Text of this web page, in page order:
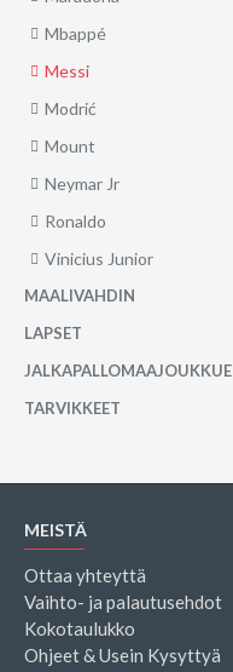
Mbappé
Messi
Modrić
Mount
Neymar Jr
Ronaldo
Vinicius Junior
MAALIVAHDIN
LAPSET
JALKAPALLOMAAJOUKKUE
TARVIKKEET
MEISTÄ
Ottaa yhteyttä
Vaihto- ja palautusehdot
Kokotaulukko
Ohjeet & Usein Kysyttyä